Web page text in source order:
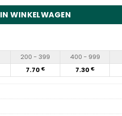
IN WINKELWAGEN
200 - 399 400 - 999
7.70 € 7.30 €